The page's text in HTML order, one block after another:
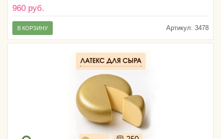
960 руб.
Артикул: 3478
В КОРЗИНУ